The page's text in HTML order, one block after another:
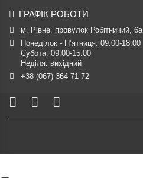
ГРАФІК РОБОТИ
м. Рівне, провулок Робітничий, 6а
Понеділок - П’ятниця: 09:00-18:00
Субота: 09:00-15:00
Неділя: вихідний
+38 (067) 364 71 72